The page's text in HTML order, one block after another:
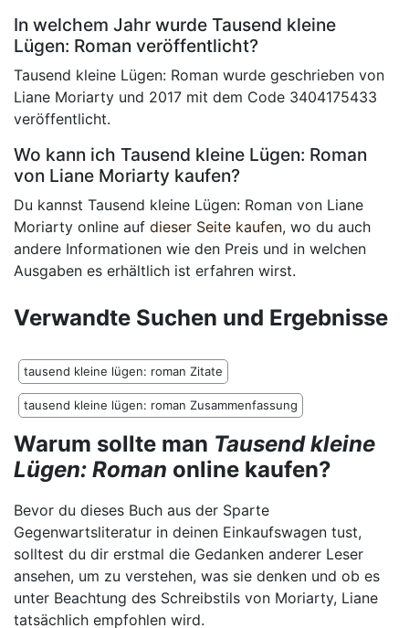
In welchem Jahr wurde Tausend kleine
Lügen: Roman veröffentlicht?
Tausend kleine Lügen: Roman wurde geschrieben von
Liane Moriarty und 2017 mit dem Code 3404175433
veröffentlicht.
Wo kann ich Tausend kleine Lügen: Roman
von Liane Moriarty kaufen?
Du kannst Tausend kleine Lügen: Roman von Liane
Moriarty online auf dieser Seite kaufen, wo du auch
andere Informationen wie den Preis und in welchen
Ausgaben es erhältlich ist erfahren wirst.
Verwandte Suchen und Ergebnisse
tausend kleine lügen: roman Zitate
tausend kleine lügen: roman Zusammenfassung
Warum sollte man Tausend kleine
Lügen: Roman online kaufen?
Bevor du dieses Buch aus der Sparte
Gegenwartsliteratur in deinen Einkaufswagen tust,
solltest du dir erstmal die Gedanken anderer Leser
ansehen, um zu verstehen, was sie denken und ob es
unter Beachtung des Schreibstils von Moriarty, Liane
tatsächlich empfohlen wird.